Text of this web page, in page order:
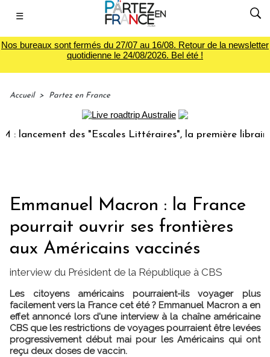
☰
Nos bureaux sont fermés du 27/07 au 16/08. Retour de la newsletter
quotidienne le 24/08/2026. Bel été !
Accueil > Partez en France
des "Escales Littéraires", la première librairie du
Emmanuel Macron : la France
pourrait ouvrir ses frontières
aux Américains vaccinés
interview du Président de la République à CBS
Les citoyens américains pourraient-ils voyager plus
facilement vers la France cet été ? Emmanuel Macron a en
effet annoncé lors d'une interview à la chaîne américaine
CBS que les restrictions de voyages pourraient être levées
progressivement début mai pour les Américains qui ont
reçu deux doses de vaccin.